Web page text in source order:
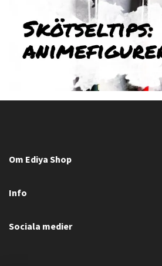
Om Ediya Shop
Info
Sociala medier